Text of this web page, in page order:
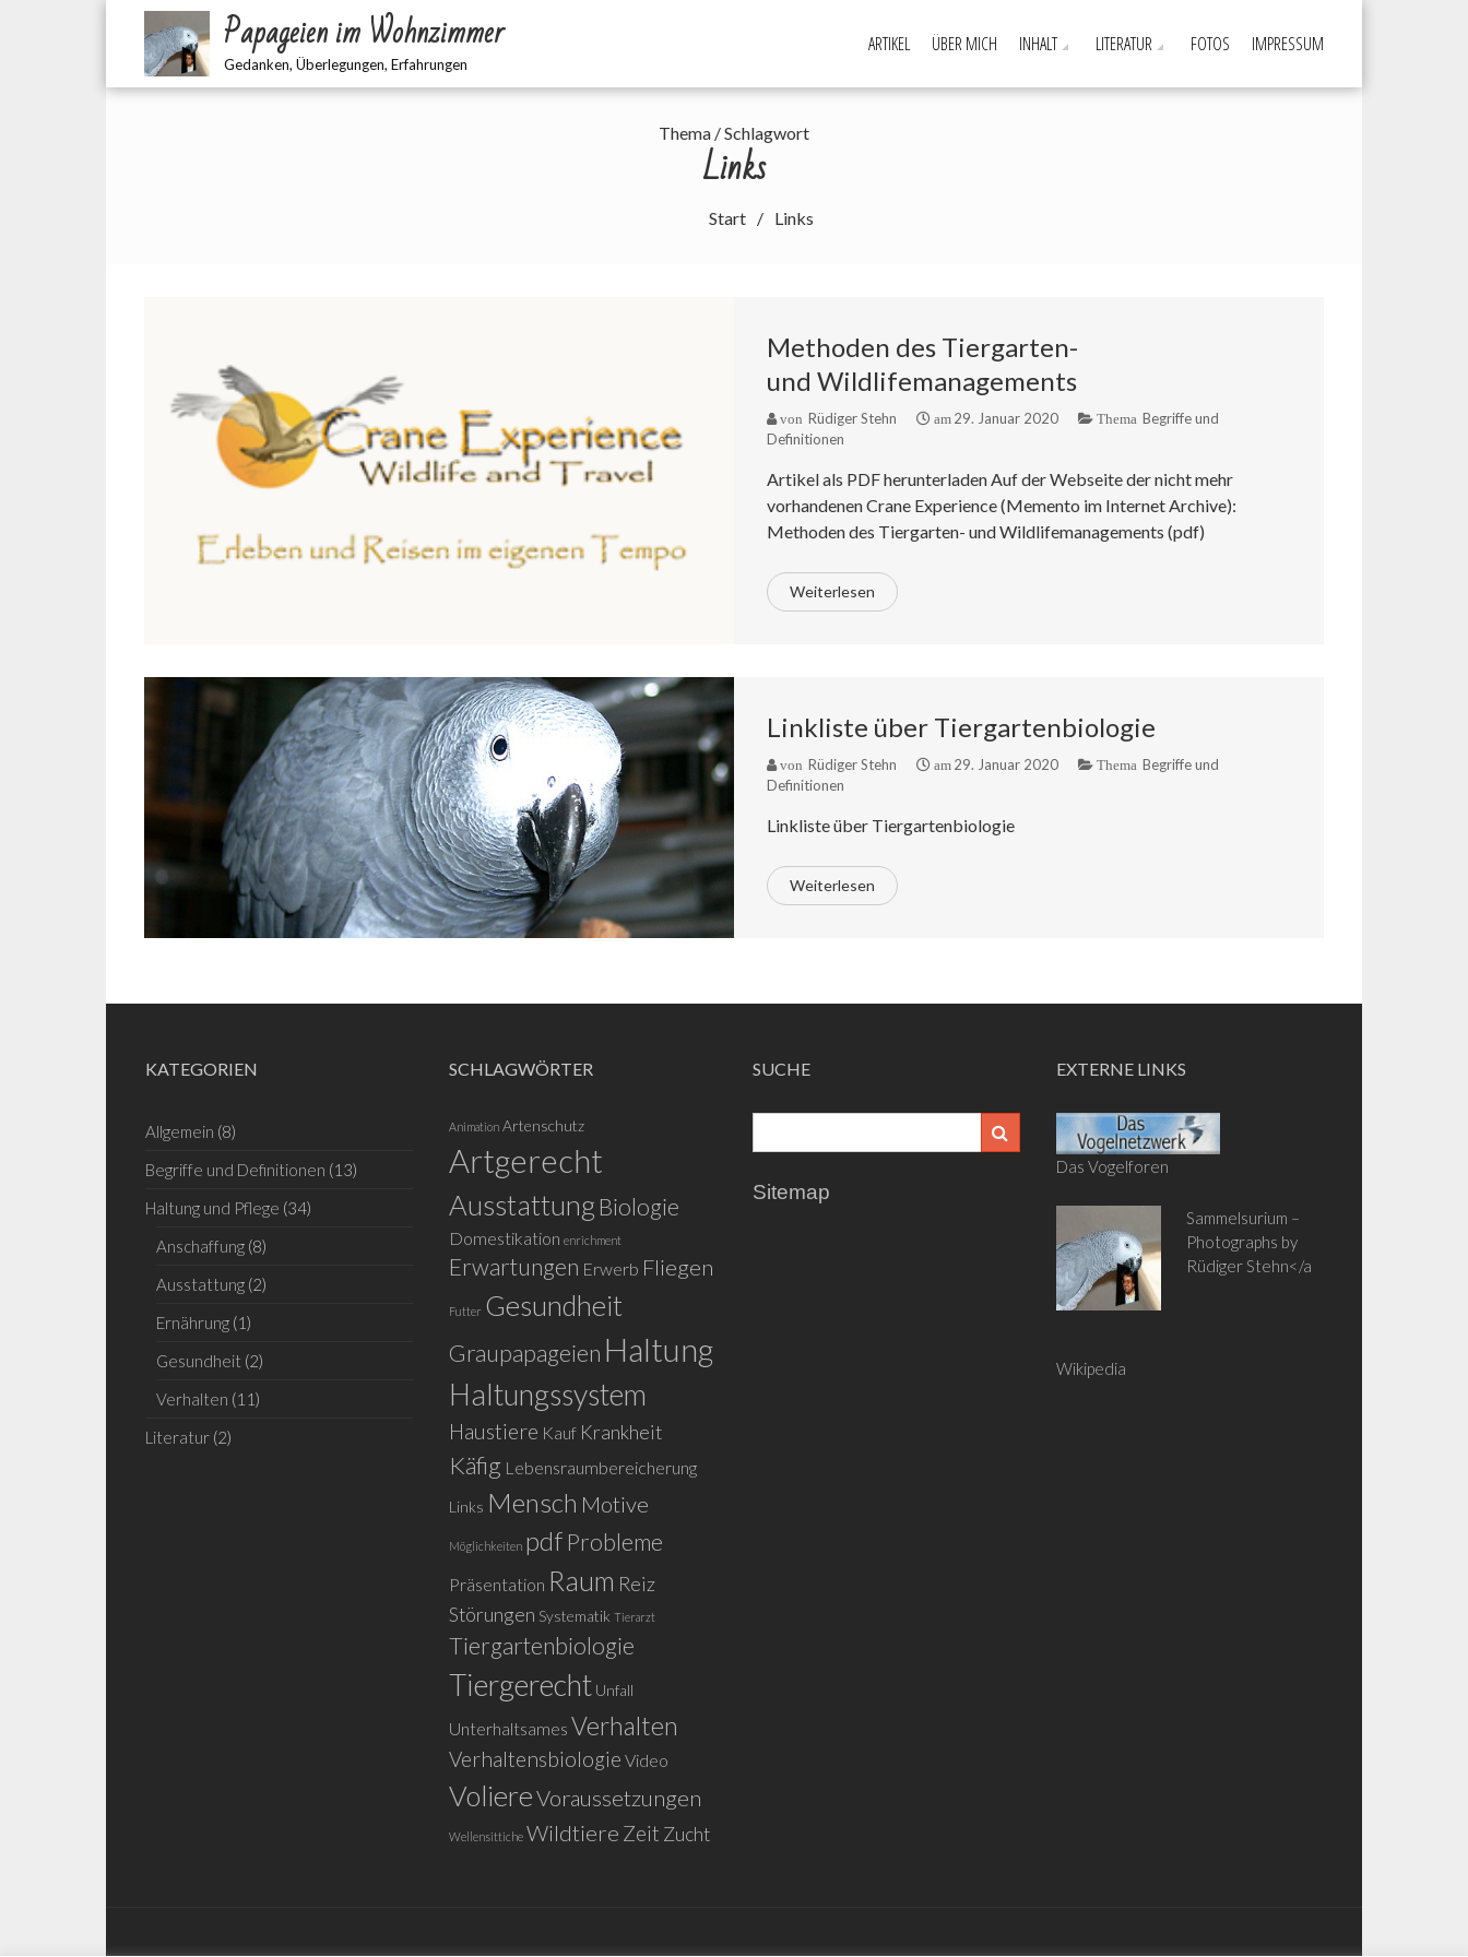
Papageien im Wohnzimmer
Gedanken, Überlegungen, Erfahrungen
ARTIKEL ÜBER MICH INHALT LITERATUR FOTOS IMPRESSUM
Thema / Schlagwort
Links
Start Links
Methoden des Tiergarten-
und Wildlifemanagements
von Rüdiger Stehn am 29. Januar 2020 Thema Begriffe und
Definitionen
Artikel als PDF herunterladen Auf der Webseite der nicht mehr
vorhandenen Crane Experience (Memento im Internet Archive):
Methoden des Tiergarten- und Wildlifemanagements (pdf)
Weiterlesen
Linkliste über Tiergartenbiologie
von Rüdiger Stehn am 29. Januar 2020 Thema Begriffe und
Definitionen
Linkliste über Tiergartenbiologie
Weiterlesen
KATEGORIEN
Allgemein (8)
Begriffe und Definitionen (13)
Haltung und Pflege (34)
Anschaffung(8)
Ausstattung(2)
Ernährung(1)
Gesundheit (2)
Verhalten (11)
Literatur(2)
SCHLAGWÖRTER
Animation Artenschutz
Artgerecht
Ausstattung Biologie
Domestikation enrichment
Erwartungen Erwerb Fliegen
Futter Gesundheit
Graupapageien Haltung
Haltungssystem
Haustiere Kauf Krankheit
Käfig Lebensraumbereicherung
Links Mensch Motive
Möglichkeiten pdf Probleme
Präsentation Raum Reiz
Störungen Systematik Tierarzt
Tiergartenbiologie
Tiergerecht Unfall
Unterhaltsames Verhalten
Verhaltensbiologie Video
VoliereVoraussetzungen
Wellensittiche Wildtiere Zeit Zucht
SUCHE
Sitemap
EXTERNE LINKS
Das Vogelforen
Sammelsurium –
Photographs by
Rüdiger Stehn</a
Wikipedia